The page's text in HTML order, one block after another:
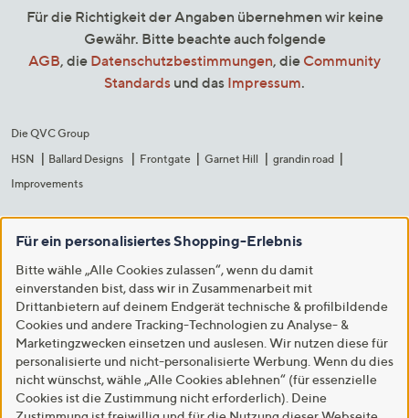
Für die Richtigkeit der Angaben übernehmen wir keine
Gewähr. Bitte beachte auch folgende
AGB, die Datenschutzbestimmungen, die Community
Standards und das Impressum.
Die QVC Group
HSN
Ballard Designs Frontgate Garnet Hill
grandin road
Improvements
Für ein personalisiertes Shopping-Erlebnis
Bitte wähle „Alle Cookies zulassen“, wenn du damit
einverstanden bist, dass wir in Zusammenarbeit mit
Drittanbietern auf deinem Endgerät technische & profilbildende
Cookies und andere Tracking-Technologien zu Analyse- &
Marketingzwecken einsetzen und auslesen. Wir nutzen diese für
personalisierte und nicht-personalisierte Werbung. Wenn du dies
nicht wünschst, wähle „Alle Cookies ablehnen“ (für essenzielle
Cookies ist die Zustimmung nicht erforderlich). Deine